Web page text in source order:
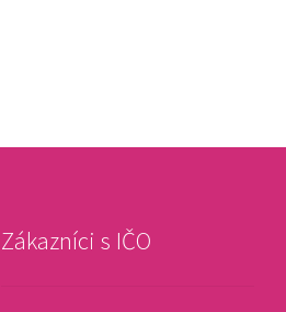
Zákazníci s IČO